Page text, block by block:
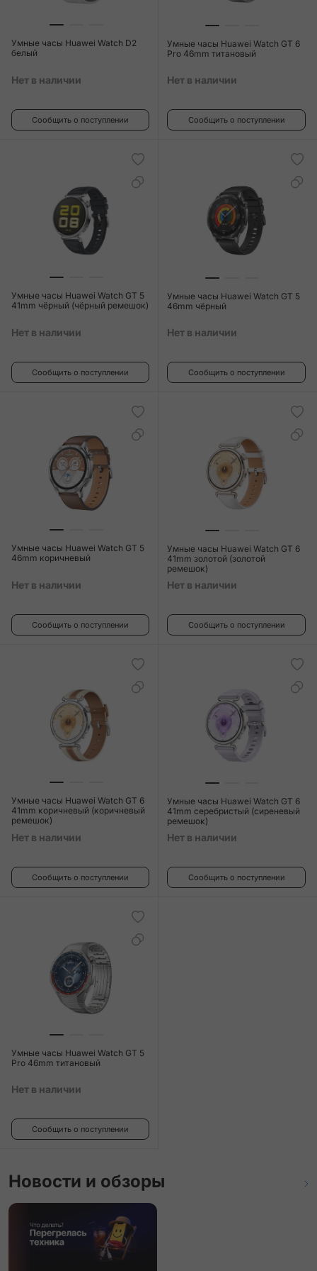
Умные часы Huawei Watch D2
белый
Нет в наличии
Сообщить о поступлении
Умные часы Huawei Watch GT 6
Pro 46mm титановый
Нет в наличии
Сообщить о поступлении
Умные часы Huawei Watch GT 5
41mm чёрный (чёрный ремешок)
Нет в наличии
Сообщить о поступлении
Умные часы Huawei Watch GT 5
46mm чёрный
Нет в наличии
Сообщить о поступлении
Умные часы Huawei Watch GT 5
46mm коричневый
Нет в наличии
Сообщить о поступлении
Умные часы Huawei Watch GT 6
41mm золотой (золотой
ремешок)
Нет в наличии
Сообщить о поступлении
Умные часы Huawei Watch GT 6
41mm коричневый (коричневый
ремешок)
Нет в наличии
Сообщить о поступлении
Умные часы Huawei Watch GT 6
41mm серебристый (сиреневый
ремешок)
Нет в наличии
Сообщить о поступлении
Умные часы Huawei Watch GT 5
Pro 46mm титановый
Нет в наличии
Сообщить о поступлении
Новости и обзоры